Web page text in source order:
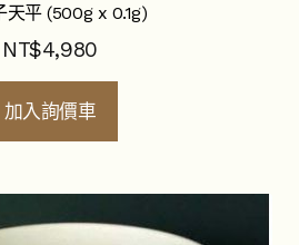
天平 (500g x 0.1g)
NT$4,980
加入詢價車